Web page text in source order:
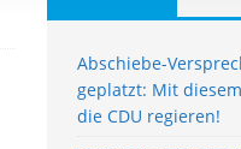
Abschiebe-
geplatzt: Mit
die CDU regieren!